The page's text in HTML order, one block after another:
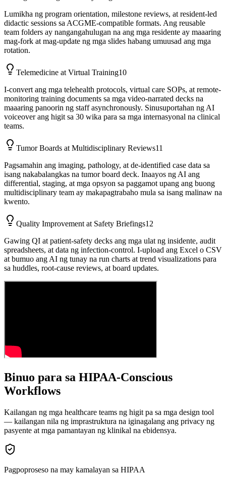
Lumikha ng program orientation, milestone reviews, at resident-led
didactic sessions sa ACGME-compatible formats. Ang reusable
team folders ay nangangahulugan na ang mga residente ay maaaring
mag-fork at mag-update ng mga slides habang umuusad ang mga
rotation.
Telemedicine at Virtual Training10
I-convert ang mga telehealth protocols, virtual care SOPs, at remote-
monitoring training documents sa mga video-narrated decks na
maaaring panoorin ng staff asynchronously. Sinusuportahan ng AI
voiceover ang higit sa 30 wika para sa mga internasyonal na clinical
teams.
Tumor Boards at Multidisciplinary Reviews11
Pagsamahin ang imaging, pathology, at de-identified case data sa
isang nakabalangkas na tumor board deck. Inaayos ng AI ang
differential, staging, at mga opsyon sa paggamot upang ang buong
multidisciplinary team ay makapagtrabaho mula sa isang malinaw na
kwento.
Quality Improvement at Safety Briefings12
Gawing QI at patient-safety decks ang mga ulat ng insidente, audit
spreadsheets, at data ng infection-control. I-upload ang Excel o CSV
at bumuo ang AI ng tunay na run charts at trend visualizations para
sa huddles, root-cause reviews, at board updates.
Binuo para sa HIPAA-Conscious
Workflows
Kailangan ng mga healthcare teams ng higit pa sa mga design tool
— kailangan nila ng imprastruktura na iginagalang ang privacy ng
pasyente at mga pamantayan ng klinikal na ebidensya.
Pagpoproseso na may kamalayan sa HIPAA